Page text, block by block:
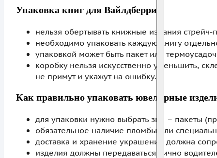
Упаковка книг для Вайлдберриз
нельзя обертывать книжные издания стрейч-
необходимо упаковать каждую книгу
упаковкой может быть пакет или
коробку нельзя искусственно уменьшить,
не примут и укажут на ошибку.
Как правильно упаковать ювелирные
для упаковки нужно выбрать зип – пакеты
обязательное наличие пломбы или
доставка и хранение украшений должна
изделия должны передаваться лично